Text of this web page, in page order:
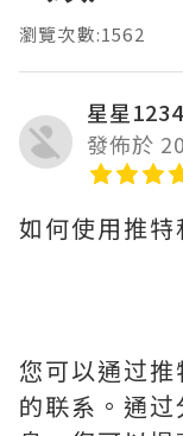
瀏覽次數:1562
星星
發佈於
如何使用推特
您可以通过
的联系。通